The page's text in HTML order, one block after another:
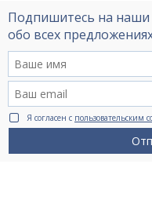
Интервью
Видео Ruso.TV
BCN life
Сервис на немецком
Подпишитесь на наши
обо всех
Я согласен с пользовательским